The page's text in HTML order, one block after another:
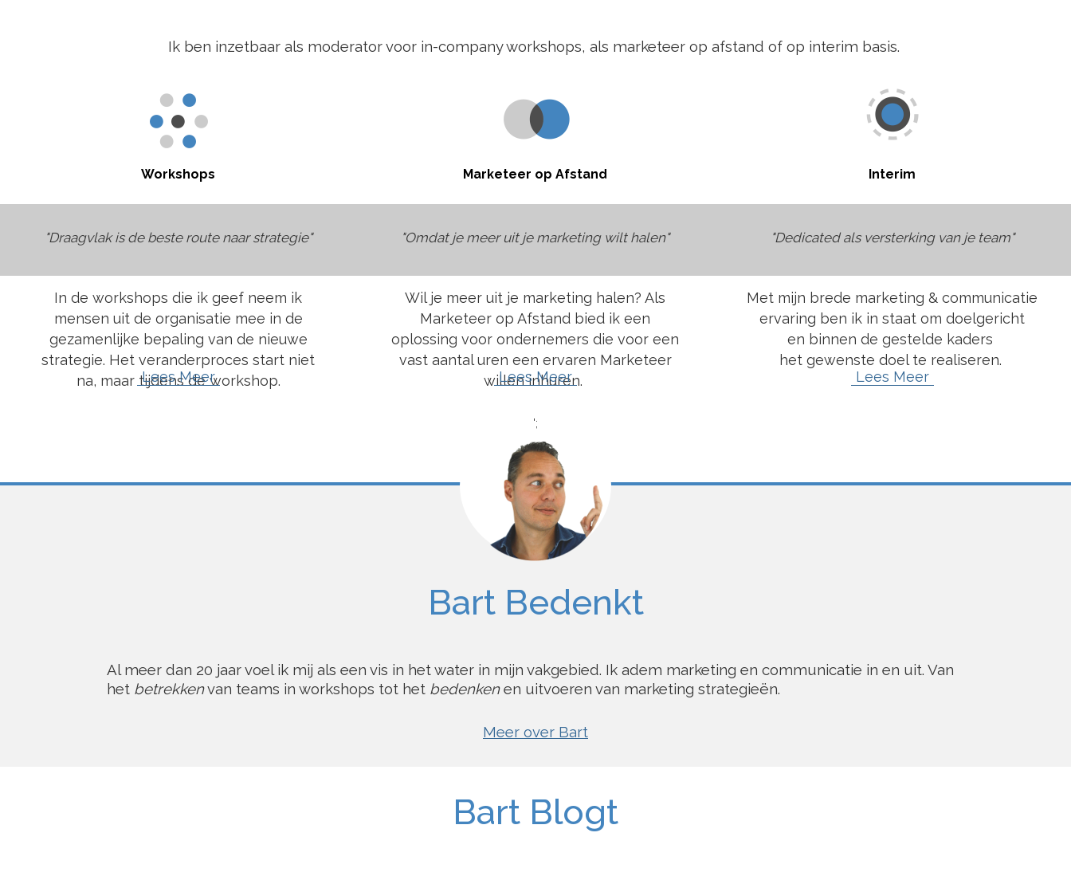
Ik ben inzetbaar als moderator voor in-company workshops, als marketeer op afstand of op interim basis.
Workshops
"Draagvlak is de beste route naar strategie"
In de workshops die ik geef neem ik
mensen uit de organisatie mee in de
gezamenlijke bepaling van de nieuwe
strategie. Het veranderproces start niet
na, maar tijdens de workshop.
Lees Meer
Marketeer op Afstand
"Omdat je meer uit je marketing wilt halen"
Wil je meer uit je marketing halen? Als
Marketeer op Afstand bied ik een
oplossing voor ondernemers die voor een
vast aantal uren een ervaren Marketeer
willen inhuren.
Lees Meer
Interim
"Dedicated als versterking van je team"
Met mijn brede marketing & communicatie
ervaring ben ik in staat om doelgericht
en binnen de gestelde kaders
het gewenste doel te realiseren.
Lees Meer
';
Bart Blogt
Al meer dan 20 jaar voel ik mij als een vis in het water in mijn vakgebied. Ik adem marketing en communicatie in en uit. Van
het betrekkenvan teams in workshops tot het bedenkenen uitvoeren van marketing strategieën.
Meer over Bart
Bart Blogt